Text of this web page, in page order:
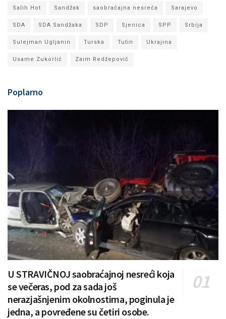
Salih Hot Sandžak saobraćajna nesreća Sarajevo
SDA SDA Sandžaka SDP Sjenica SPP Srbija
Sulejman Ugljanin Turska Tutin Ukrajina
Usame Zukorlić Zaim Redžepović
Poplarno
U STRAVIČNOJ saobraćajnoj nesreći koja
se večeras, pod za sada još
nerazjašnjenim okolnostima, poginula je
jedna, a povređene su četiri osobe.